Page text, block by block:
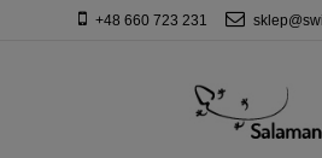
+48 660 723 231